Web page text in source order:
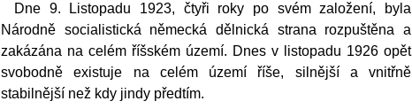
Dne 9. Listopadu 1923, čtyři roky po svém založení, byla
Národně socialistická německá dělnická strana rozpuštěna a
zakázána na celém říšském území. Dnes v listopadu 1926 opět
svobodně existuje na celém území říše, silnější a vnitřně
stabilnější než kdy jindy předtím.